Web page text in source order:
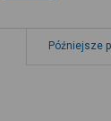
Późniejsze